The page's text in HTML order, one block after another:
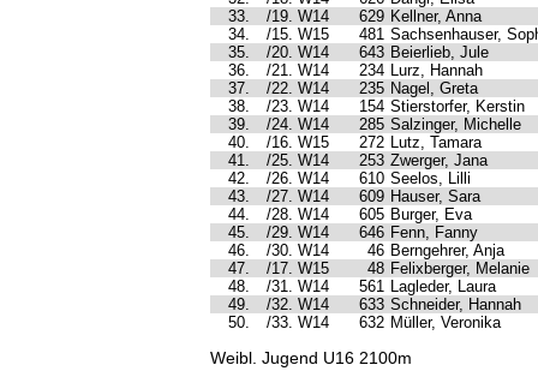
33.
/19. W14 629 Kellner, Anna
34.
/15. W15 481 Sachsenhauser,
35.
/20. W14 643 Beierlieb, Jule
36.
/21. W14 234 Lurz, Hannah
37.
/22. W14 235 Nagel, Greta
38.
/23. W14 154 Stierstorfer, Kerstin
39.
/24. W14 285 Salzinger, Michelle
40.
/16. W15 272 Lutz, Tamara
41.
/25. W14 253 Zwerger, Jana
42.
/26. W14 610 Seelos, Lilli
43.
/27. W14 609 Hauser, Sara
44.
/28. W14 605 Burger, Eva
45.
/29. W14 646 Fenn, Fanny
46.
/30. W14 46 Berngehrer, Anja
47.
/17. W15 48 Felixberger, Melanie
48.
/31. W14 561 Lagleder, Laura
49.
/32. W14 633 Schneider, Hannah
50.
/33. W14 632 Müller, Veronika
Weibl. Jugend U16 2100m